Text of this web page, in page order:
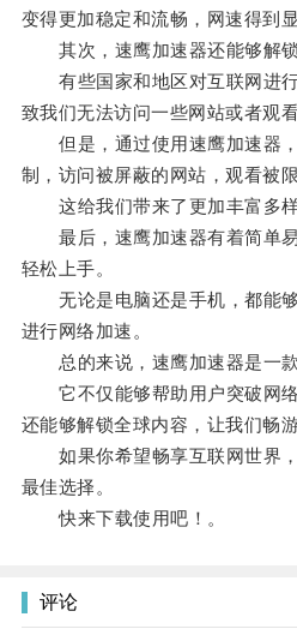
变得更加稳定和流畅，网速得到显
其次，速鹰加速器还能够解锁
有些国家和地区对互联网进行
致我们无法访问一些网站或者观
但是，通过使用速鹰加速器，
制，访问被屏蔽的网站，观看被
这给我们带来了更加丰富多样
最后，速鹰加速器有着简单易
轻松上手。
无论是电脑还是手机，都能够
进行网络加速。
总的来说，速鹰加速器是一款
它不仅能够帮助用户突破网络
还能够解锁全球内容，让我们畅
如果你希望畅享互联网世界，
最佳选择。
快来下载使用吧！。
评论